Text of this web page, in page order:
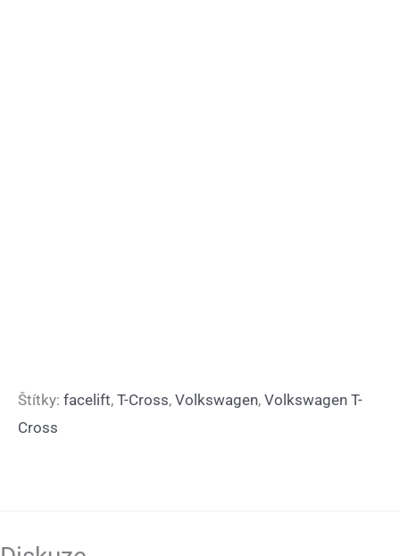
Štítky: facelift, T-Cross, Volkswagen, Volkswagen T-
Cross